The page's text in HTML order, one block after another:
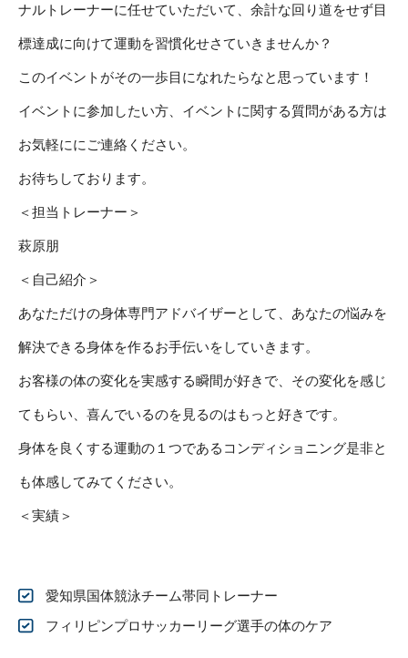
ナルトレーナーに任せていただいて、余計な回り道をせず目
標達成に向けて運動を習慣化せさていきませんか？
このイベントがその一歩目になれたらなと思っています！
イベントに参加したい方、イベントに関する質問がある方は
お気軽ににご連絡ください。
お待ちしております。
＜担当トレーナー＞
萩原朋
＜自己紹介＞
あなただけの身体専門アドバイザーとして、あなたの悩みを
解決できる身体を作るお手伝いをしていきます。
お客様の体の変化を実感する瞬間が好きで、その変化を感じ
てもらい、喜んでいるのを見るのはもっと好きです。
身体を良くする運動の１つであるコンディショニング是非と
も体感してみてください。
＜実績＞
愛知県国体競泳チーム帯同トレーナー
フィリピンプロサッカーリーグ選手の体のケア